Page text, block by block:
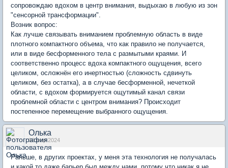
сопровождаю вдохом в центр внимания, выдыхаю в любую из зон
"сенсорной трансформации".
Возник вопрос:
Как лучше связывать вниманием проблемную область в виде
плотного компактного объема, что как правило не получается,
или в виде бесформенного тела с размытыми краями. И
соответственно процесс вдоха компактного ощущения, всего
целиком, осложнён его инертностью (сложность сдвинуть
целиком, без остатка), а в случае бесформенной, нечеткой
области, с вдохом формируется ощутимый канал связи
проблемной области с центром внимания? Происходит
постепенное перемещение выбранного ощущения.
Олька
03 мар 2024
Раньше, в других проектах, у меня эта технология не получалась